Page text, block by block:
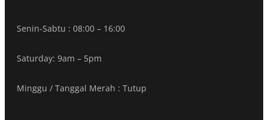
Senin-Sabtu : 08:00 – 16:00
Saturday: 9am – 5pm
Minggu / Tanggal Merah : Tutup